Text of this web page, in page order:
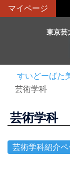
ン
マイページ
東京芸
すいどーばた
芸術学科
芸術学科
芸術学科紹介ペ